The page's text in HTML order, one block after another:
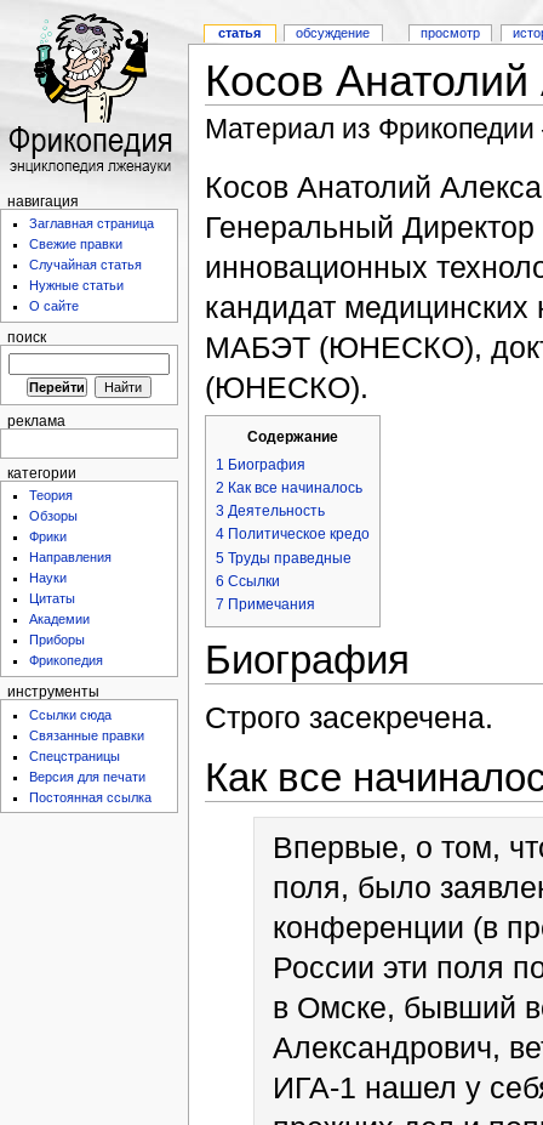
статья обсуждение просмотр
навигация
Заглавная страница
Свежие правки
Случайная статья
Нужные статьи
О сайте
поиск
реклама
категории
Теория
Обзоры
Фрики
Направления
Науки
Цитаты
Академии
Приборы
Фрикопедия
инструменты
Ссылки сюда
Связанные правки
Спецстраницы
Версия для печати
Постоянная ссылка
Косов
Материал из
Косов Анатолий
Генеральный
инновационных
кандидат медицинских
МАБЭТ (ЮНЕСКО),
(ЮНЕСКО).
Содержание
1 Биография
2 Как все начиналось
3 Деятельность
4 Политическое кредо
5 Труды праведные
6 Ссылки
7 Примечания
Биография
Строго засекречена.
Как все
Впервые, о том,
поля, было
конференции (в
России эти поля
в Омске, бывший
Александрович,
ИГА-1 нашел у